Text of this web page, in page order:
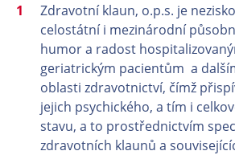
Zdravotní klaun, o.p.s. je
celostátní i mezinárodní
humor a radost
geriatrickým pacientům a
oblasti zdravotnictví, čímž
jejich psychického, a tím i
stavu, a to prostřednictvím
zdravotních klaunů a